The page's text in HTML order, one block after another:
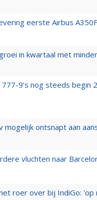
eerste Airbus
in kwartaal met
9’s nog steeds begin
mogelijk ontsnapt aan
vluchten naar
roer over bij IndiGo: